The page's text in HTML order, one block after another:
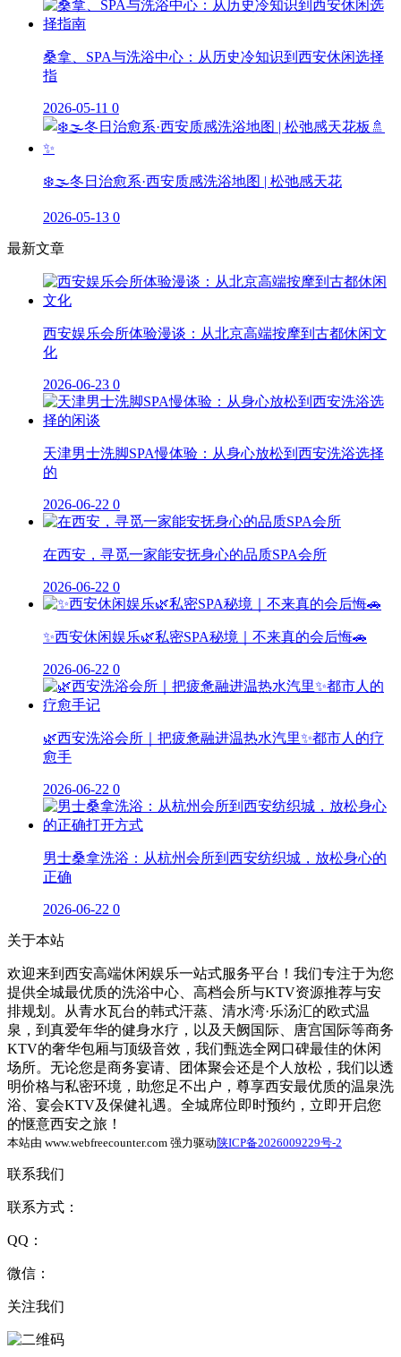
桑拿、SPA与洗浴中心：从历史冷知识到西安休闲选择
指
2026-05-11 0
❄️🌫️冬日治愈系·西安质感洗浴地图 | 松弛感天花
2026-05-13 0
最新文章
西安娱乐会所体验漫谈：从北京高端按摩到古都休闲文
化
2026-06-23 0
天津男士洗脚SPA慢体验：从身心放松到西安洗浴选择
的
2026-06-22 0
在西安，寻觅一家能安抚身心的品质SPA会所
2026-06-22 0
✨西安休闲娱乐🌿私密SPA秘境｜不来真的会后悔🚗
2026-06-22 0
🌿西安洗浴会所｜把疲惫融进温热水汽里✨都市人的疗
愈手
2026-06-22 0
男士桑拿洗浴：从杭州会所到西安纺织城，放松身心的
正确
2026-06-22 0
关于本站
欢迎来到西安高端休闲娱乐一站式服务平台！我们专注于为您
提供全城最优质的洗浴中心、高档会所与KTV资源推荐与安
排规划。从青水瓦台的韩式汗蒸、清水湾·乐汤汇的欧式温
泉，到真爱年华的健身水疗，以及天阙国际、唐宫国际等商务
KTV的奢华包厢与顶级音效，我们甄选全网口碑最佳的休闲
场所。无论您是商务宴请、团体聚会还是个人放松，我们以透
明价格与私密环境，助您足不出户，尊享西安最优质的温泉洗
浴、宴会KTV及保健礼遇。全城席位即时预约，立即开启您
的惬意西安之旅！
本站由 www.webfreecounter.com 强力驱动陕ICP备2026009229号-2
联系我们
联系方式：
QQ：
微信：
关注我们